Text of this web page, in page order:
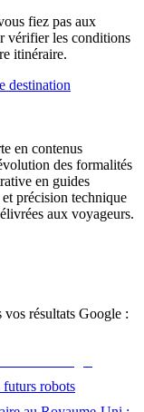
fiez pas aux
vérifier les conditions
itinéraire.
destination
en contenus
des formalités
en guides
précision technique
aux voyageurs.
résultats Google :
robots